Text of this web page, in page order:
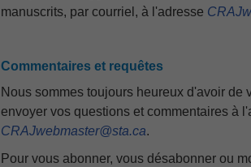
manuscrits, par courriel, à l'adresse
Commentaires et requêtes
Nous sommes toujours heureux d'avoir de
envoyer vos questions et commentaires à
CRAJwebmaster@sta.ca.
Pour vous abonner, vous désabonner ou